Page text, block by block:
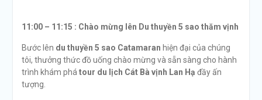
11:00 – 11:15 : Chào mừng lên Du thuyền 5 sao thăm vịnh
Bước lên du thuyền 5 sao Catamaran hiện đại của chúng
tôi, thưởng thức đồ uống chào mừng và sẵn sàng cho hành
trình khám phátour du lịch Cát Bà vịnh Lan Hạ đầy ấn
tượng.